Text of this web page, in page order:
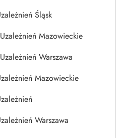
Śląsk
Mazowieckie
Warszawa
Mazowieckie
Warszawa